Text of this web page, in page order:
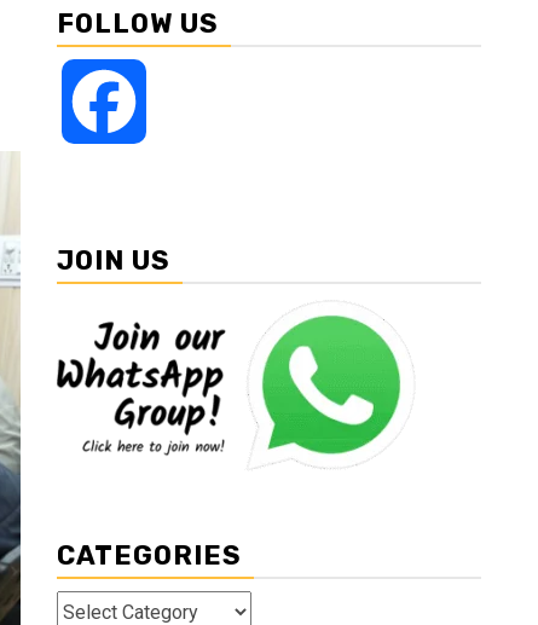
FOLLOW US
JOIN US
CATEGORIES
Categories